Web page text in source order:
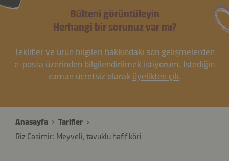
Bülteni görüntüleyin
Herhangi bir sorunuz var mı?
Teklifler ve ürün bilgileri hakkındaki son gelişmelerden
e-posta üzerinden bilgilendirilmek istiyorum. İstediğin
zaman ücretsiz olarak üyelikten çık.
Anasayfa
Tarifler
Riz Casimir: Meyveli, tavuklu hafif köri